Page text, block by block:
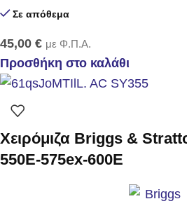
Σε απόθεμα
45,00 € με Φ.Π.Α.
Προσθήκη στο καλάθι
Χειρόμιζα Briggs &
550E-575ex-600E